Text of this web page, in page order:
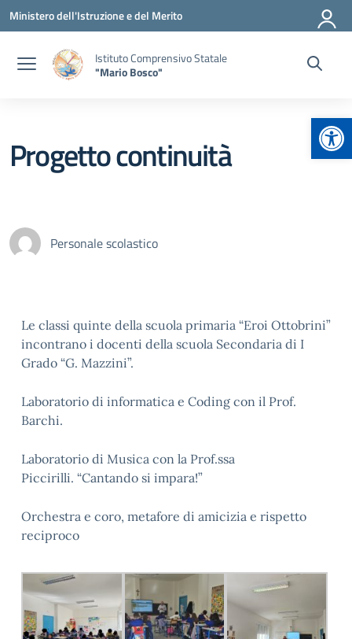
Vai ai contenuti
Vai al menu di navigazione
Vai al footer
Ministero dell'Istruzione e del Merito
Istituto Comprensivo Statale
"Mario Bosco"
Progetto continuità
Personale scolastico
Le classi quinte della scuola primaria “Eroi Ottobrini”
incontrano i docenti della scuola Secondaria di I
Grado “G. Mazzini”.
Laboratorio di informatica e Coding con il Prof.
Barchi.
Laboratorio di Musica con la Prof.ssa
Piccirilli. “Cantando si impara!”
Orchestra e coro, metafore di amicizia e rispetto
reciproco